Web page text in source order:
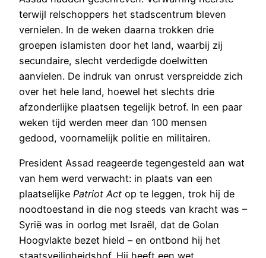
terwijl relschoppers het stadscentrum bleven
vernielen. In de weken daarna trokken drie
groepen islamisten door het land, waarbij zij
secundaire, slecht verdedigde doelwitten
aanvielen. De indruk van onrust verspreidde zich
over het hele land, hoewel het slechts drie
afzonderlijke plaatsen tegelijk betrof. In een paar
weken tijd werden meer dan 100 mensen
gedood, voornamelijk politie en militairen.
President Assad reageerde tegengesteld aan wat
van hem werd verwacht: in plaats van een
plaatselijke Patriot Act op te leggen, trok hij de
noodtoestand in die nog steeds van kracht was –
Syrië was in oorlog met Israël, dat de Golan
Hoogvlakte bezet hield – en ontbond hij het